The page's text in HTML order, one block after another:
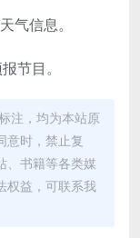
气信息。
节目。
注，均为本站原
意时，禁止复
、书籍等各类媒
权益，可联系我